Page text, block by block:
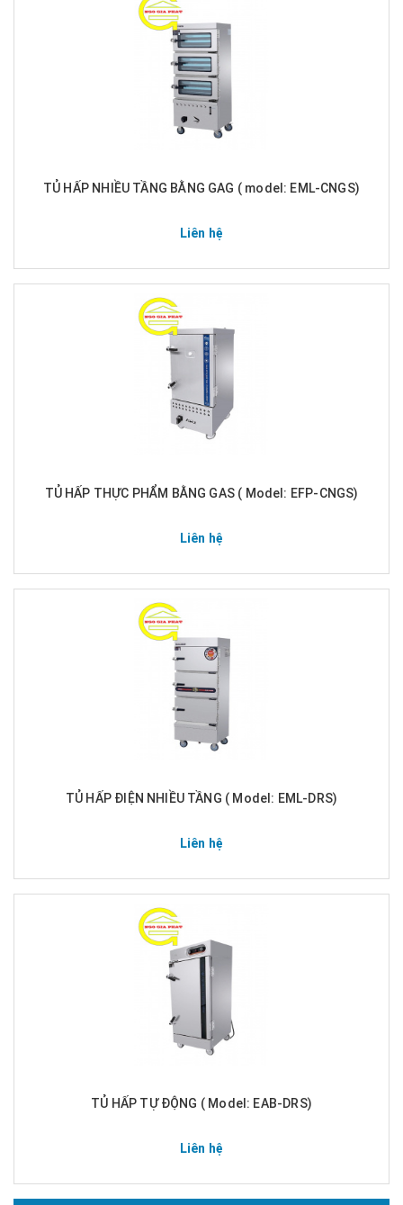
TỦ HẤP NHIỀU TẦNG BẰNG GAG ( model: EML-CNGS)
Liên hệ
TỦ HẤP THỰC PHẨM BẰNG GAS ( Model: EFP-CNGS)
Liên hệ
TỦ HẤP ĐIỆN NHIỀU TẦNG ( Model: EML-DRS)
Liên hệ
TỦ HẤP TỰ ĐỘNG ( Model: EAB-DRS)
Liên hệ